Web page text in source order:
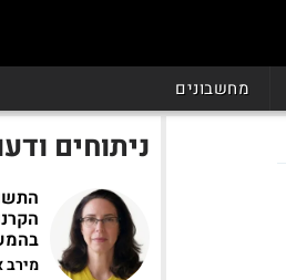
מחשבונים
ניתוחים
מירב